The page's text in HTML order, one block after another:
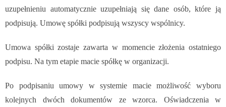
uzupełnieniu automatycznie uzupełniają się dane osób, które ją
podpisują. Umowę spółki podpisują wszyscy wspólnicy.
Umowa spółki zostaje zawarta w momencie złożenia ostatniego
podpisu. Na tym etapie macie spółkę w organizacji.
Po podpisaniu umowy w systemie macie możliwość wyboru
kolejnych dwóch dokumentów ze wzorca. Oświadczenia w